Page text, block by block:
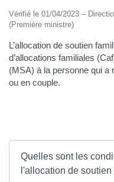
Vérifié le 01/04/2023 –
(Première ministre)
L’allocation de soutien
d’allocations familiales
(MSA) à la personne qui a
ou en couple.
Quelles sont les
l'allocation de